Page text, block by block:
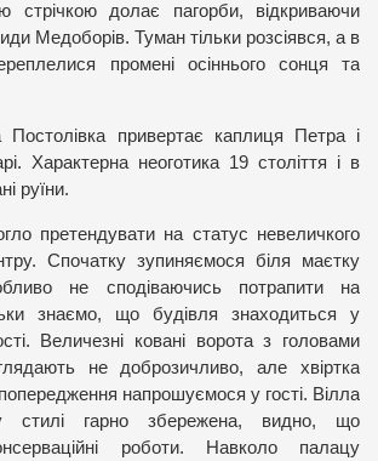
стрічкою долає пагорби, відкриваючи
Медоборів. Туман тільки розсіявся, а в
промені осіннього сонця та
Постолівка привертає каплиця Петра і
Характерна неоготика 19 століття і в
руїни.
претендувати на статус невеличкого
Спочатку зупиняємося біля маєтку
не сподіваючись потрапити на
знаємо, що будівля знаходиться у
Величезні ковані ворота з головами
не доброзичливо, але хвіртка
напрошуємося у гості. Вілла
стилі гарно збережена, видно, що
роботи. Навколо палацу